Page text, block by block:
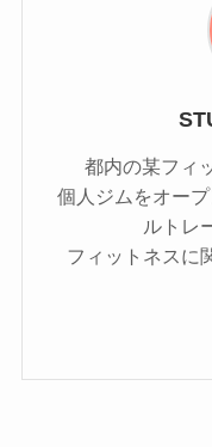
都内の某フィ
個人ジムをオー
ルトレ
フィットネスに